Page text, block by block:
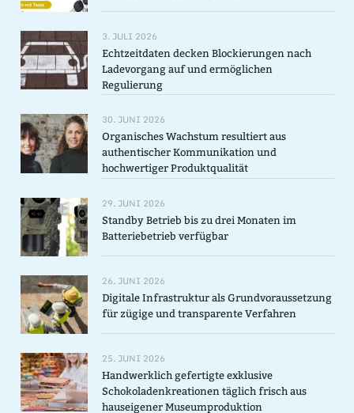
3. JULI 2026
Echtzeitdaten decken Blockierungen nach
Ladevorgang auf und ermöglichen
Regulierung
30. JUNI 2026
Organisches Wachstum resultiert aus
authentischer Kommunikation und
hochwertiger Produktqualität
29. JUNI 2026
Standby Betrieb bis zu drei Monaten im
Batteriebetrieb verfügbar
26. JUNI 2026
Digitale Infrastruktur als Grundvoraussetzung
für zügige und transparente Verfahren
25. JUNI 2026
Handwerklich gefertigte exklusive
Schokoladenkreationen täglich frisch aus
hauseigener Museumproduktion